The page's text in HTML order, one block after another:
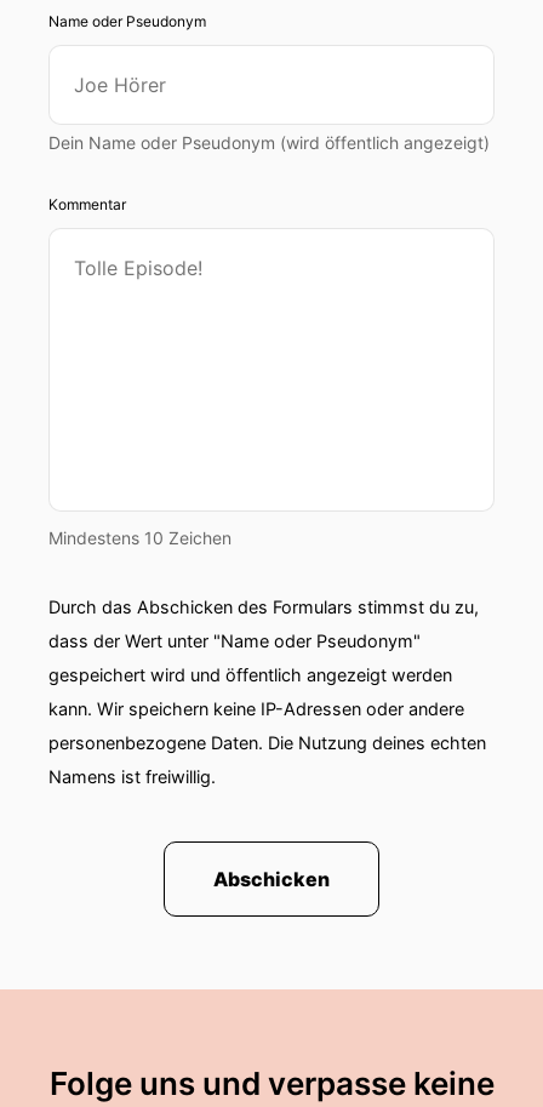
Name oder Pseudonym
Dein Name oder Pseudonym (wird öffentlich angezeigt)
Kommentar
Mindestens 10 Zeichen
Durch das Abschicken des Formulars stimmst du zu,
dass der Wert unter "Name oder Pseudonym"
gespeichert wird und öffentlich angezeigt werden
kann. Wir speichern keine IP-Adressen oder andere
personenbezogene Daten. Die Nutzung deines echten
Namens ist freiwillig.
Abschicken
Folge uns und verpasse keine